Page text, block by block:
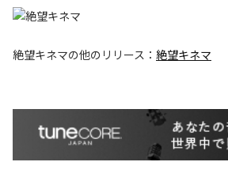
絶望キネマの他のリリース： 絶望キネマ